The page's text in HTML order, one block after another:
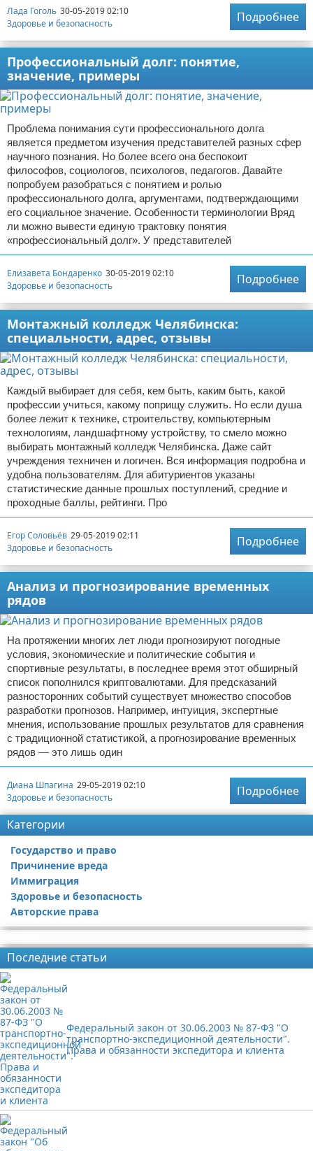
Лада Гоголь 30-05-2019 02:10
Здоровье и безопасность
Подробнее
Профессиональный долг: понятие,
значение, примеры
Проблема понимания сути профессионального долга
является предметом изучения представителей разных сфер
научного познания. Но более всего она беспокоит
философов, социологов, психологов, педагогов. Давайте
попробуем разобраться с понятием и ролью
профессионального долга, аргументами, подтверждающими
его социальное значение. Особенности терминологии Вряд
ли можно вывести единую трактовку понятия
«профессиональный долг». У представителей
Елизавета Бондаренко 30-05-2019 02:10
Здоровье и безопасность
Подробнее
Монтажный колледж Челябинска:
специальности, адрес, отзывы
Каждый выбирает для себя, кем быть, каким быть, какой
профессии учиться, какому поприщу служить. Но если душа
более лежит к технике, строительству, компьютерным
технологиям, ландшафтному устройству, то смело можно
выбирать монтажный колледж Челябинска. Даже сайт
учреждения техничен и логичен. Вся информация подробна и
удобна пользователям. Для абитуриентов указаны
статистические данные прошлых поступлений, средние и
проходные баллы, рейтинги. Про
Егор Соловьёв 29-05-2019 02:11
Здоровье и безопасность
Подробнее
Анализ и прогнозирование временных
рядов
На протяжении многих лет люди прогнозируют погодные
условия, экономические и политические события и
спортивные результаты, в последнее время этот обширный
список пополнился криптовалютами. Для предсказаний
разносторонних событий существует множество способов
разработки прогнозов. Например, интуиция, экспертные
мнения, использование прошлых результатов для сравнения
с традиционной статистикой, а прогнозирование временных
рядов — это лишь один
Диана Шпагина 29-05-2019 02:10
Здоровье и безопасность
Подробнее
Категории
Государство и право
Причинение вреда
Иммиграция
Здоровье и безопасность
Авторские права
Последние статьи
Федеральный закон от 30.06.2003 № 87-ФЗ "О
транспортно-экспедиционной деятельности".
Права и обязанности экспедитора и клиента